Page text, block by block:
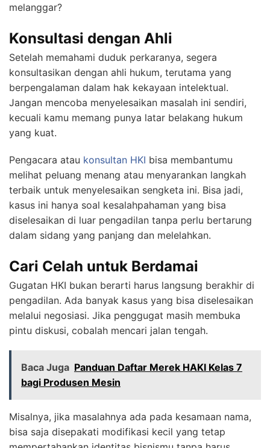
melanggar?
Konsultasi dengan Ahli
Setelah memahami duduk perkaranya, segera
konsultasikan dengan ahli hukum, terutama yang
berpengalaman dalam hak kekayaan intelektual.
Jangan mencoba menyelesaikan masalah ini sendiri,
kecuali kamu memang punya latar belakang hukum
yang kuat.
Pengacara atau konsultan HKI bisa membantumu
melihat peluang menang atau menyarankan langkah
terbaik untuk menyelesaikan sengketa ini. Bisa jadi,
kasus ini hanya soal kesalahpahaman yang bisa
diselesaikan di luar pengadilan tanpa perlu bertarung
dalam sidang yang panjang dan melelahkan.
Cari Celah untuk Berdamai
Gugatan HKI bukan berarti harus langsung berakhir di
pengadilan. Ada banyak kasus yang bisa diselesaikan
melalui negosiasi. Jika penggugat masih membuka
pintu diskusi, cobalah mencari jalan tengah.
Baca Juga Panduan Daftar Merek HAKI Kelas 7
bagi Produsen Mesin
Misalnya, jika masalahnya ada pada kesamaan nama,
bisa saja disepakati modifikasi kecil yang tetap